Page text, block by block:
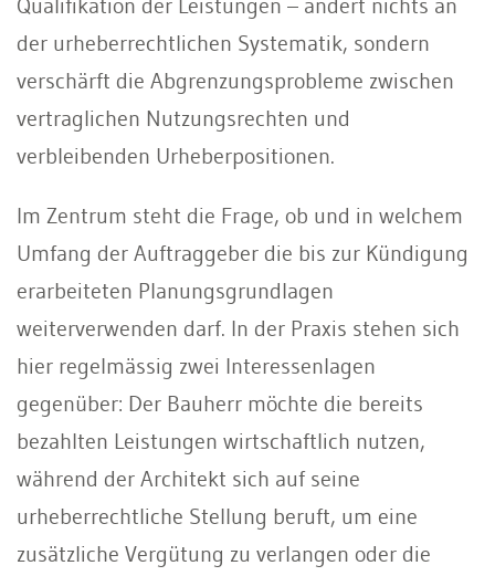
Qualifikation der Leistungen – ändert nichts an
der urheberrechtlichen Systematik, sondern
verschärft die Abgrenzungsprobleme zwischen
vertraglichen Nutzungsrechten und
verbleibenden Urheberpositionen.
Im Zentrum steht die Frage, ob und in welchem
Umfang der Auftraggeber die bis zur Kündigung
erarbeiteten Planungsgrundlagen
weiterverwenden darf. In der Praxis stehen sich
hier regelmässig zwei Interessenlagen
gegenüber: Der Bauherr möchte die bereits
bezahlten Leistungen wirtschaftlich nutzen,
während der Architekt sich auf seine
urheberrechtliche Stellung beruft, um eine
zusätzliche Vergütung zu verlangen oder die